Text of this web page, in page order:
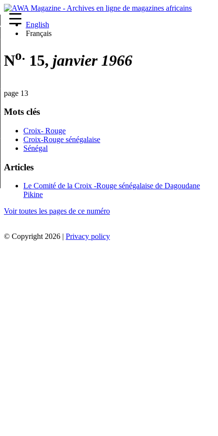
English
Français
No. 15, janvier 1966
page 13
Mots clés
Croix- Rouge
Croix-Rouge sénégalaise
Sénégal
Articles
Le Comité de la Croix -Rouge sénégalaise de Dagoudane
Pikine
Voir toutes les pages de ce numéro
© Copyright 2026 | Privacy policy